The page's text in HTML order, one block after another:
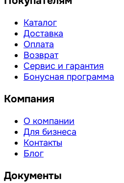
Каталог
Доставка
Оплата
Возврат
Сервис и гарантия
Бонусная программа
Компания
О компании
Для бизнеса
Контакты
Блог
Документы